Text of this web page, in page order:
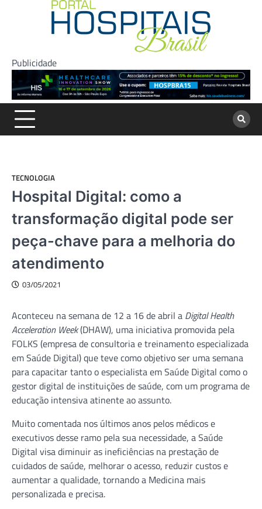
Publicidade
TECNOLOGIA
Hospital Digital: como a
transformação digital pode ser
peça-chave para a melhoria do
atendimento
03/05/2021
Aconteceu na semana de 12 a 16 de abril a Digital Health
Acceleration Week(DHAW), uma iniciativa promovida pela
FOLKS (empresa de consultoria e treinamento especializada
em Saúde Digital) que teve como objetivo ser uma semana
para capacitar tanto o especialista em Saúde Digital como o
gestor digital de instituições de saúde, com um programa de
educação intensiva atinente ao assunto.
Muito comentada nos últimos anos pelos médicos e
executivos desse ramo pela sua necessidade, a Saúde
Digital visa diminuir as ineficiências na prestação de
cuidados de saúde, melhorar o acesso, reduzir custos e
aumentar a qualidade, tornando a Medicina mais
personalizada e precisa.